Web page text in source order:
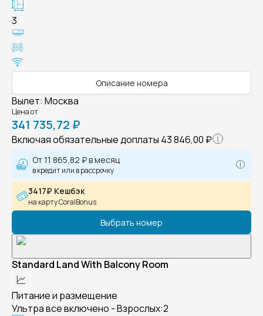
3
Описание номера
Вылет: Москва
Цена от
341 735,72 ₽
Включая обязательные доплаты 43 846,00 ₽
От11 865,82 ₽в месяц
в кредит или в рассрочку
3417₽ Кешбэк
на карту CoralBonus
Выбрать номер
Standard Land With Balcony Room
Питание и размещение
Ультра все включено - Взрослых:2